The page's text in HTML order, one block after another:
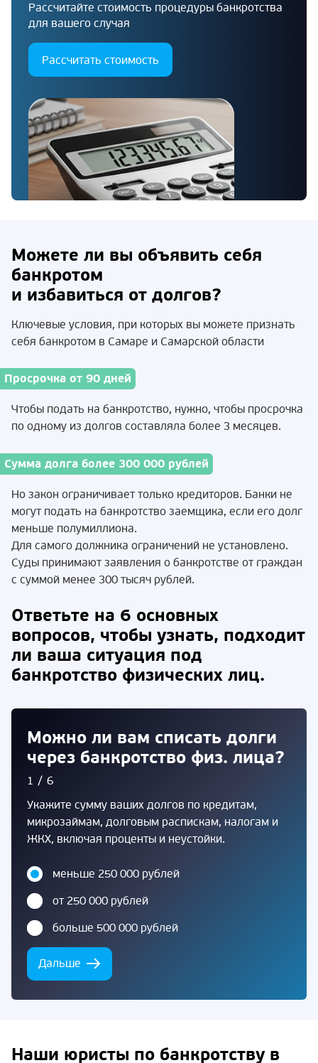
Рассчитайте стоимость процедуры банкротства
для вашего случая
Рассчитать стоимость
Можете ли вы объявить себя
банкротом
и избавиться от долгов?
Ключевые условия, при которых вы можете признать
себя банкротом в Самаре и Самарской области
Просрочка от 90 дней
Чтобы подать на банкротство, нужно, чтобы просрочка
по одному из долгов составляла более 3 месяцев.
Сумма долга более 300 000 рублей
Но закон ограничивает только кредиторов. Банки не
могут подать на банкротство заемщика, если его долг
меньше полумиллиона.
Для самого должника ограничений не установлено.
Суды принимают заявления о банкротстве от граждан
с суммой менее 300 тысяч рублей.
Ответьте на 6 основных
вопросов, чтобы узнать, подходит
ли ваша ситуация под
банкротство физических лиц.
Можно ли вам списать долги
через банкротство физ. лица?
1/6
Укажите сумму ваших долгов по кредитам,
микрозаймам, долговым распискам, налогам и
ЖКХ, включая проценты и неустойки.
меньше 250 000 рублей
от 250 000 рублей
больше 500 000 рублей
Дальше
Наши юристы по банкротству в